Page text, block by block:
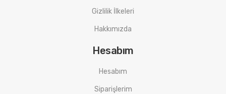
Gizlilik İlkeleri
Hakkımızda
Hesabım
Hesabım
Siparişlerim